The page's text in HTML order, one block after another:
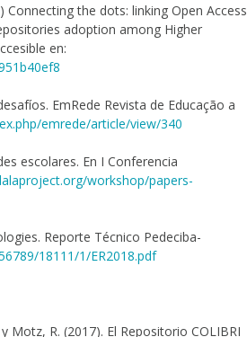
Connecting the dots: linking Open Access
adoption among Higher
en:
EmRede Revista de Educação a
emrede/article/view/340
escolares. En I Conferencia
workshop/papers-
Reporte Técnico Pedeciba-
18111/1/ER2018.pdf
Motz, R. (2017). El Repositorio COLIBRI